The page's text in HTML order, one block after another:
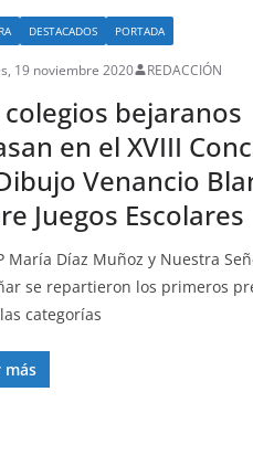
DESTACADOS PORTADA
19 noviembre 2020 REDACCIÓN
colegios bejaranos
en el XVIII
Venancio
Juegos Escolares
María Díaz Muñoz y Nuestra
se repartieron los primeros
categorías
más